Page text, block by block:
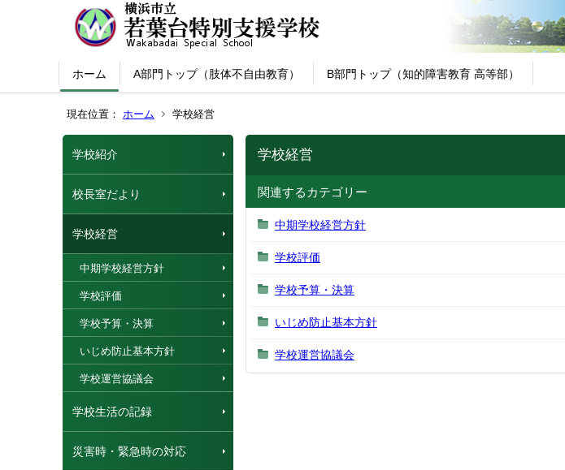
ホーム A部門トップ（肢体不自由教育） B部門トップ（知的障害教育 高等部）
現在位置： ホーム 学校経営
学校紹介
校長室だより
学校経営
中期学校経営方針
学校評価
学校予算・決算
いじめ防止基本方針
学校運営協議会
学校生活の記録
災害時・緊急時の対応
学校経営
関連するカテゴリー
中期学校経営方針
学校評価
学校予算・決算
いじめ防止基本方針
学校運営協議会